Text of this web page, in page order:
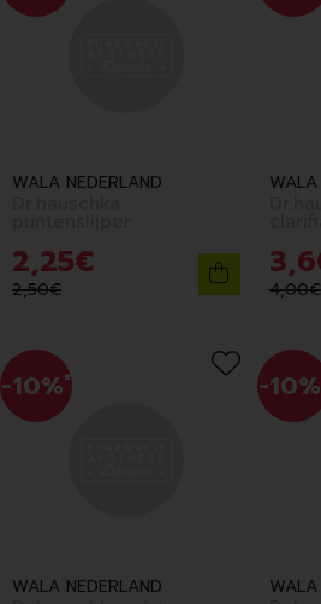
WALA NEDERLAND
2,25€
2,50€
WALA
3,
4,00€
-10%*
WALA NEDERLAND
-10%
WALA